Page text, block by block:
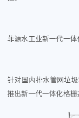
菲源水工业新一代一体
针对国内排水管网垃
推出新一代一体化格栅